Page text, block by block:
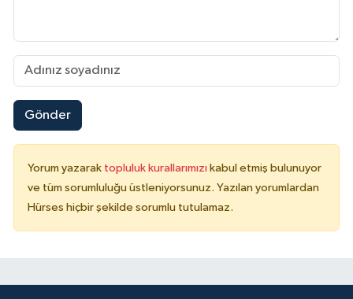
Gönder
Yorum yazarak topluluk kurallarımızı kabul etmiş bulunuyor
ve tüm sorumluluğu üstleniyorsunuz. Yazılan yorumlardan
Hürses hiçbir şekilde sorumlu tutulamaz.